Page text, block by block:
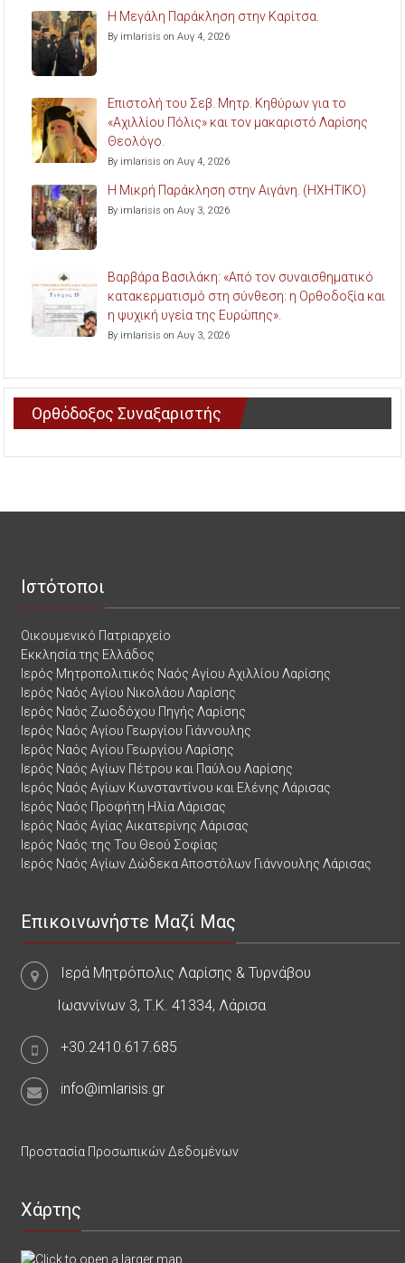
Η Μεγάλη Παράκληση στην Καρίτσα.
By imlarisis on Αυγ 4, 2026
Επιστολή του Σεβ. Μητρ. Κηθύρων για το
«Αχιλλίου Πόλις» και τον μακαριστό Λαρίσης
Θεολόγο.
By imlarisis on Αυγ 4, 2026
Η Μικρή Παράκληση στην Αιγάνη. (ΗΧΗΤΙΚΟ)
By imlarisis on Αυγ 3, 2026
Βαρβάρα Βασιλάκη: «Από τον συναισθηματικό
κατακερματισμό στη σύνθεση: η Ορθοδοξία και
η ψυχική υγεία της Ευρώπης».
By imlarisis on Αυγ 3, 2026
Ορθόδοξος Συναξαριστής
Ιστότοποι
Οικουμενικό Πατριαρχείο
Εκκλησία της Ελλάδος
Ιερός Μητροπολιτικός Ναός Αγίου Αχιλλίου Λαρίσης
Ιερός Ναός Αγίου Νικολάου Λαρίσης
Ιερός Ναός Ζωοδόχου Πηγής Λαρίσης
Ιερός Ναός Αγίου Γεωργίου Γιάννουλης
Ιερός Ναός Αγίου Γεωργίου Λαρίσης
Ιερός Ναός Αγίων Πέτρου και Παύλου Λαρίσης
Ιερός Ναός Αγίων Κωνσταντίνου και Ελένης Λάρισας
Ιερός Ναός Προφήτη Ηλία Λάρισας
Ιερός Ναός Αγίας Αικατερίνης Λάρισας
Ιερός Ναός της Του Θεού Σοφίας
Ιερός Ναός Αγίων Δώδεκα Αποστόλων Γιάννουλης Λάρισας
Επικοινωνήστε Μαζί Μας
Ιερά Μητρόπολις Λαρίσης & Τυρνάβου
Ιωαννίνων 3, Τ.Κ. 41334, Λάρισα
+30.2410.617.685
info@imlarisis.gr
Προστασία Προσωπικών Δεδομένων
Χάρτης